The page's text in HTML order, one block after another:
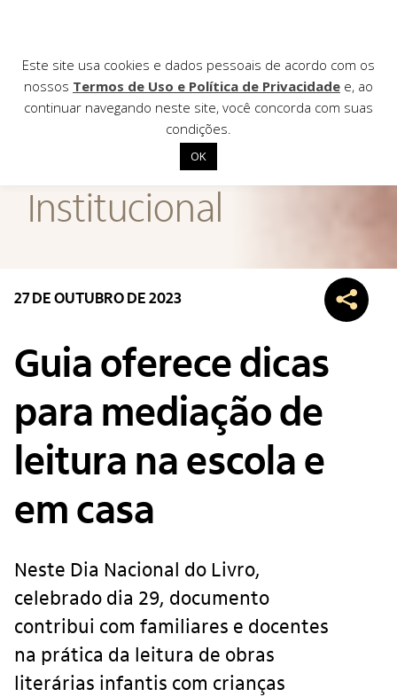
Institucional
Editais
Contato
Institucional
27 DE OUTUBRO DE 2023
Guia oferece dicas
para mediação de
leitura na escola e
em casa
Neste Dia Nacional do Livro,
celebrado dia 29, documento
contribui com familiares e docentes
na prática da leitura de obras
literárias infantis com crianças
Este site usa cookies e dados pessoais de acordo com os
nossos Termos de Uso e Política de Privacidade e, ao
continuar navegando neste site, você concorda com suas
condições.
OK